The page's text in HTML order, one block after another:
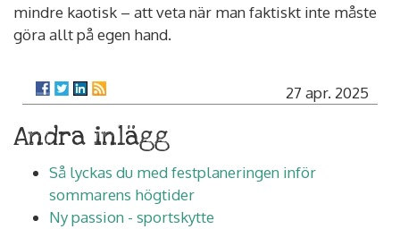
mindre kaotisk – att veta när man faktiskt inte måste
göra allt på egen hand.
27 apr. 2025
Andra inlägg
Så lyckas du med festplaneringen inför
sommarens högtider
Ny passion - sportskytte